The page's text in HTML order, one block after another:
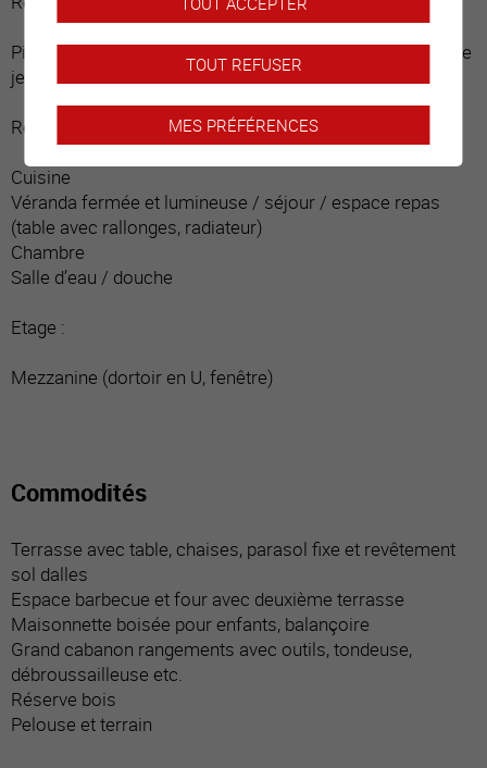
Pièce isolée et aménageable selon désirs (chambre, salle
jeux, rangements) avec revêtement sol carrelage
Rez-de-chaussée :
Cuisine
Véranda fermée et lumineuse / séjour / espace repas
(table avec rallonges, radiateur)
Chambre
Salle d’eau / douche
Etage :
Mezzanine (dortoir en U, fenêtre)
Commodités
Terrasse avec table, chaises, parasol fixe et revêtement
sol dalles
Espace barbecue et four avec deuxième terrasse
Maisonnette boisée pour enfants, balançoire
Grand cabanon rangements avec outils, tondeuse,
débroussailleuse etc.
Réserve bois
Pelouse et terrain
TOUT REFUSER
MES PRÉFÉRENCES